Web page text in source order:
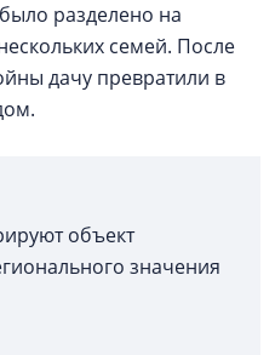
разделено на
семей. После
дачу превратили в
объект
значения